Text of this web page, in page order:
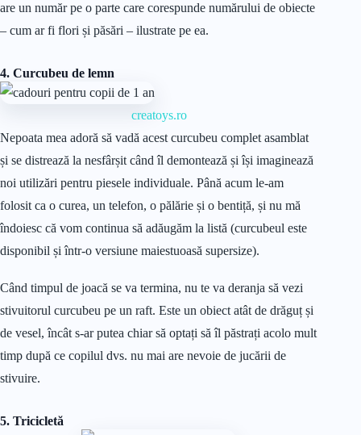
are un număr pe o parte care corespunde numărului de obiecte
– cum ar fi flori și păsări – ilustrate pe ea.
4. Curcubeu de lemn
creatoys.ro
Nepoata mea adoră să vadă acest curcubeu complet asamblat
și se distrează la nesfârșit când îl demontează și își imaginează
noi utilizări pentru piesele individuale. Până acum le-am
folosit ca o curea, un telefon, o pălărie și o bentiță, și nu mă
îndoiesc că vom continua să adăugăm la listă (curcubeul este
disponibil și într-o versiune maiestuoasă supersize).
Când timpul de joacă se va termina, nu te va deranja să vezi
stivuitorul curcubeu pe un raft. Este un obiect atât de drăguț și
de vesel, încât s-ar putea chiar să optați să îl păstrați acolo mult
timp după ce copilul dvs. nu mai are nevoie de jucării de
stivuire.
5. Tricicletă